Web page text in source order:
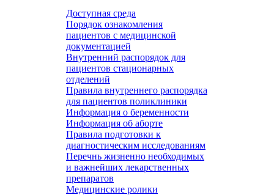
Доступная среда
Порядок ознакомления
пациентов с медицинской
документацией
Внутренний распорядок для
пациентов стационарных
отделений
Правила внутреннего распорядка
для пациентов поликлиники
Информация о беременности
Информация об аборте
Правила подготовки к
диагностическим исследованиям
Перечнь жизненно необходимых
и важнейших лекарственных
препаратов
Медицинские ролики